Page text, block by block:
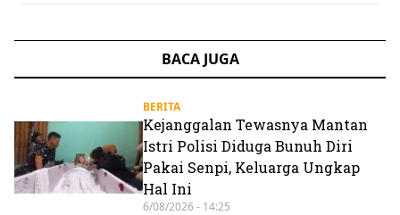
BACA JUGA
BERITA
Kejanggalan Tewasnya Mantan
Istri Polisi Diduga Bunuh Diri
Pakai Senpi, Keluarga Ungkap
Hal Ini
6/08/2026 - 14:25